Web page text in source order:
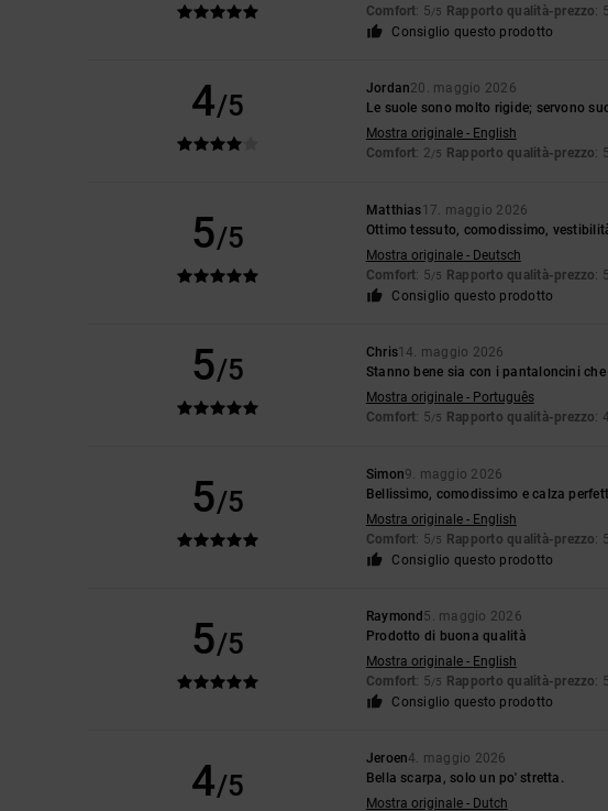
Comfort: 5/5 Rapporto qualità-prezzo: 5
Consiglio questo prodotto
4/5
Jordan20. maggio 2026
Le suole sono molto rigide; servono
Mostra originale - English
Comfort: 2/5 Rapporto qualità-prezzo: 5
5/5
Matthias17. maggio 2026
Ottimo tessuto, comodissimo,
Mostra originale - Deutsch
Comfort: 5/5 Rapporto qualità-prezzo: 5
Consiglio questo prodotto
5/5
Chris14. maggio 2026
Stanno bene sia con i pantaloncini
Mostra originale - Português
Comfort: 5/5 Rapporto qualità-prezzo: 4
5/5
Simon9. maggio 2026
Bellissimo, comodissimo e calza
Mostra originale - English
Comfort: 5/5 Rapporto qualità-prezzo: 5
Consiglio questo prodotto
5/5
Raymond 5. maggio 2026
Prodotto di buona qualità
Mostra originale - English
Comfort: 5/5 Rapporto qualità-prezzo: 5
Consiglio questo prodotto
4/5
Jeroen4. maggio 2026
Bella scarpa, solo un po' stretta.
Mostra originale - Dutch